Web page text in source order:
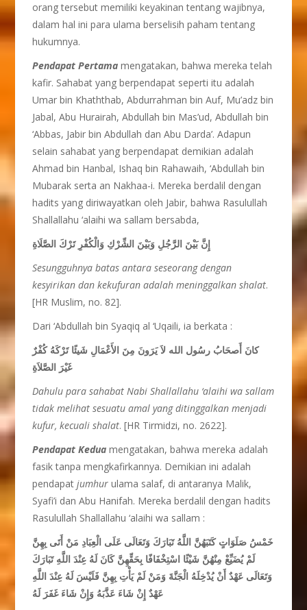
orang tersebut memiliki keyakinan tentang wajibnya,
dalam hal ini para ulama berselisih paham tentang
hukumnya.
Pendapat Pertama mengatakan, bahwa mereka telah
kafir. Sahabat yang berpendapat seperti itu adalah
Umar bin Khaththab, Abdurrahman bin Auf, Mu’adz bin
Jabal, Abu Hurairah, Abdullah bin Mas’ud, Abdullah bin
‘Abbas, Jabir bin Abdullah dan Abu Darda’. Adapun
selain sahabat yang berpendapat demikian adalah
Ahmad bin Hanbal, Ishaq bin Rahawaih, ‘Abdullah bin
Mubarak serta an Nakhaa-i. Mereka berdalil dengan
hadits yang diriwayatkan oleh Jabir, bahwa Rasulullah
Shallallahu ‘alaihi wa sallam bersabda,
إِنَّ بَيْنَ الرَّجُلِ وَبَيْنَ الشِّرْكِ وَالْكُفْرِ تَرْكَ الصَّلَاةِ
Sesungguhnya batas antara seseorang dengan
kesyirikan dan kekufuran adalah meninggalkan shalat.
[HR Muslim, no. 82].
Dari ‘Abdullah bin Syaqiq al ‘Uqaili, ia berkata :
كانَ أَصحَابُ رسُول الله لاَ يَرَونَ مِنَ الأَعْمَالِ شَيئًا تَرْكَهُ كُفْرٌ
غَيْرَ الصَّلاَةِ
Dahulu para sahabat Nabi Shallallahu ‘alaihi wa sallam
tidak melihat sesuatu amal yang ditinggalkan menjadi
kufur, kecuali shalat. [HR Tirmidzi, no. 2622].
Pendapat Kedua mengatakan, bahwa mereka adalah
fasik tanpa mengkafirkannya. Demikian ini adalah
pendapatjumhur ulama salaf, di antaranya Malik,
Syafi’i dan Abu Hanifah. Mereka berdalil dengan hadits
Rasulullah Shallallahu ‘alaihi wa sallam :
خَمْسُ صَلَوَاتٍ كَتَبَهُنَّ اللَّهُ تَبَارَكَ وَتَعَالَى عَلَى الْعِبَادِ مَنْ أَتَى بِهِنَّ
لَمْ يُضَيِّعْ مِنْهُنَّ شَيْئًا اسْتِخْفَافًا بِحَقِّهِنَّ كَانَ لَهُ عِنْدَ اللَّهِ تَبَارَكَ
وَتَعَالَى عَهْدٌ أَنْ يُدْخِلَهُ الْجَنَّةَ وَمَنْ لَمْ يَأْتِ بِهِنَّ فَلَيْسَ لَهُ عِنْدَ اللَّهِ
عَهْدٌ إِنْ شَاءَ عَذَّبَهُ وَإِنْ شَاءَ غَفَرَ لَهُ